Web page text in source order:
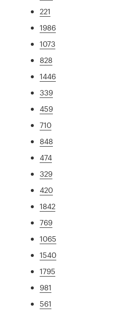
221
1986
1073
828
1446
339
459
710
848
474
329
420
1842
769
1065
1540
1795
981
561